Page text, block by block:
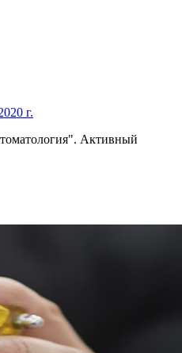
г.
Активный